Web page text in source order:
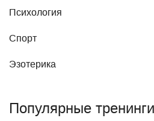
Психология
Спорт
Эзотерика
Популярные